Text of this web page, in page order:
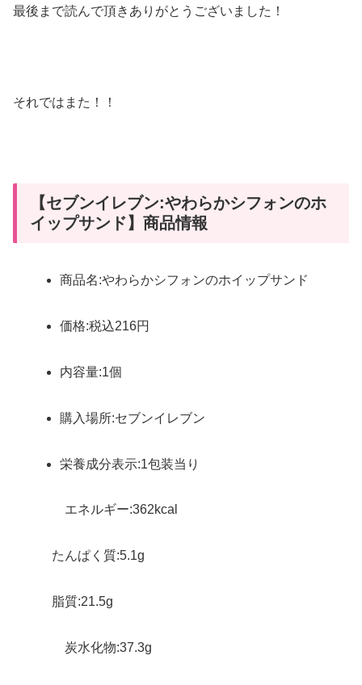
最後まで読んで頂きありがとうございました！
それではまた！！
【セブンイレブン:やわらかシフォンのホ
イップサンド】商品情報
商品名:やわらかシフォンのホイップサンド
価格:税込216円
内容量:1個
購入場所:セブンイレブン
栄養成分表示:1包装当り
エネルギー:362kcal
たんぱく質:5.1g
脂質:21.5g
炭水化物:37.3g